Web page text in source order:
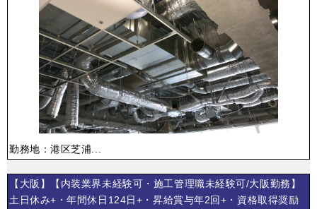
勤務地：港区芝浦...
【大阪】【内装業界未経験可・施工管理職未経験可/大阪勤務】
土日休み+・年間休日124日+・昇給賞与年2回+・資格取得奨励